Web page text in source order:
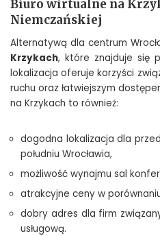
Biuro wirtualne na
Niemczańskiej
Alternatywą dla centrum
Krzykach, które znajduje się
lokalizacja oferuje korzyści
ruchu oraz łatwiejszym
na Krzykach to również:
dogodna lokalizacja dla
południu Wrocławia,
możliwość wynajmu sal
atrakcyjne ceny w
dobry adres dla firm
usługową.